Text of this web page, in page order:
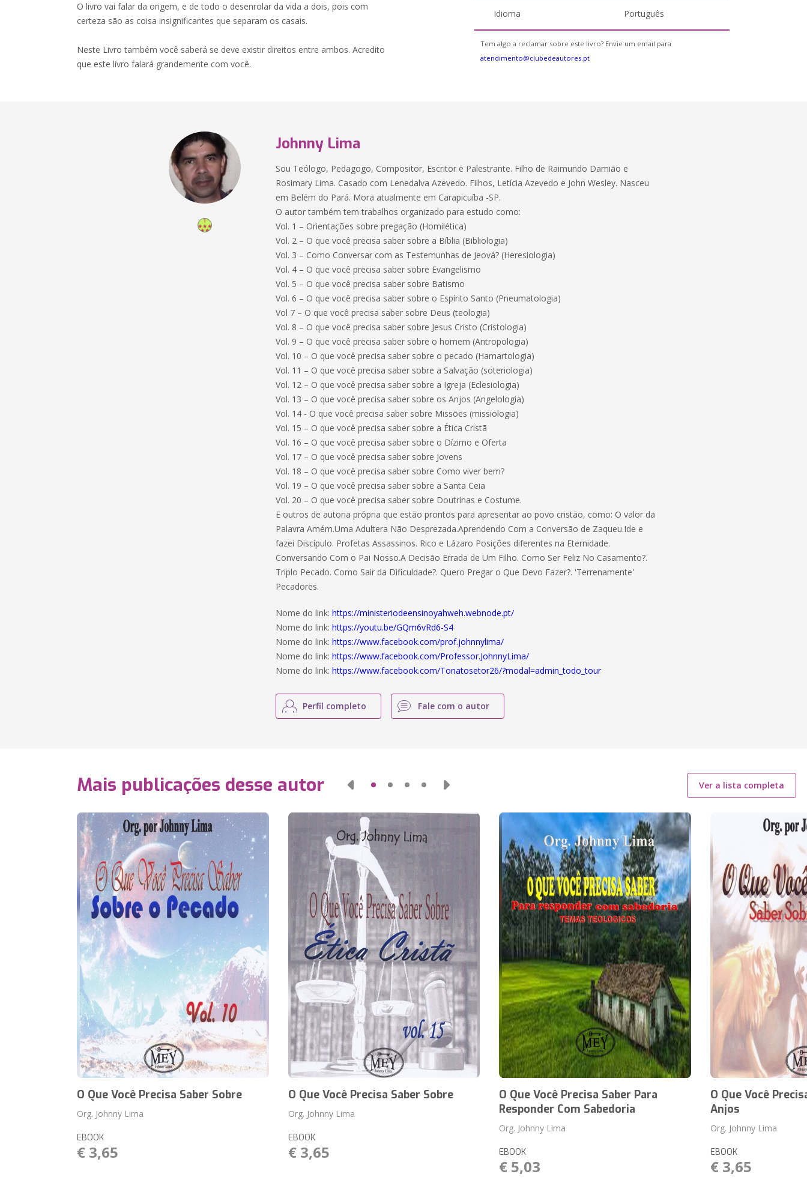
O livro vai falar da origem, e de todo o desenrolar da vida a dois, pois com
certeza são as coisa insignificantes que separam os casais.
Neste Livro também você saberá se deve existir direitos entre ambos. Acredito
que este livro falará grandemente com você.
Idioma Português
Tem algo a reclamar sobre este livro? Envie um email para
atendimento@clubedeautores.pt
Johnny Lima
Sou Teólogo, Pedagogo, Compositor, Escritor e Palestrante. Filho de Raimundo Damião e
Rosimary Lima. Casado com Lenedalva Azevedo. Filhos, Letícia Azevedo e John Wesley. Nasceu
em Belém do Pará. Mora atualmente em Carapicuíba -SP.
O autor também tem trabalhos organizado para estudo como:
Vol. 1 – Orientações sobre pregação (Homilética)
Vol. 2 – O que você precisa saber sobre a Bíblia (Bibliologia)
Vol. 3 – Como Conversar com as Testemunhas de Jeová? (Heresiologia)
Vol. 4 – O que você precisa saber sobre Evangelismo
Vol. 5 – O que você precisa saber sobre Batismo
Vol. 6 – O que você precisa saber sobre o Espírito Santo (Pneumatologia)
Vol 7 – O que você precisa saber sobre Deus (teologia)
Vol. 8 – O que você precisa saber sobre Jesus Cristo (Cristologia)
Vol. 9 – O que você precisa saber sobre o homem (Antropologia)
Vol. 10 – O que você precisa saber sobre o pecado (Hamartologia)
Vol. 11 – O que você precisa saber sobre a Salvação (soteriologia)
Vol. 12 – O que você precisa saber sobre a Igreja (Eclesiologia)
Vol. 13 – O que você precisa saber sobre os Anjos (Angelologia)
Vol. 14 - O que você precisa saber sobre Missões (missiologia)
Vol. 15 – O que você precisa saber sobre a Ética Cristã
Vol. 16 – O que você precisa saber sobre o Dízimo e Oferta
Vol. 17 – O que você precisa saber sobre Jovens
Vol. 18 – O que você precisa saber sobre Como viver bem?
Vol. 19 – O que você precisa saber sobre a Santa Ceia
Vol. 20 – O que você precisa saber sobre Doutrinas e Costume.
E outros de autoria própria que estão prontos para apresentar ao povo cristão, como: O valor da
Palavra Amém.Uma Adultera Não Desprezada.Aprendendo Com a Conversão de Zaqueu.Ide e
fazei Discípulo. Profetas Assassinos. Rico e Lázaro Posições diferentes na Eternidade.
Conversando Com o Pai Nosso.A Decisão Errada de Um Filho. Como Ser Feliz No Casamento?.
Triplo Pecado. Como Sair da Dificuldade?. Quero Pregar o Que Devo Fazer?. 'Terrenamente'
Pecadores.
Nome do link:https://ministeriodeensinoyahweh.webnode.pt/
Nome do link:https://youtu.be/GQm6vRd6-S4
Nome do link:https://www.facebook.com/prof.johnnylima/
Nome do link:https://www.facebook.com/Professor.JohnnyLima/
Nome do link:https://www.facebook.com/Tonatosetor26/?modal=admin_todo_tour
Perfil completo Fale com o autor
Mais publicações desse autor Ver a lista completa
O Que Você Precisa Saber Sobre
Org. Johnny Lima
EBOOK
€ 3,65
O Que Você Precisa Saber Sobre
Org. Johnny Lima
EBOOK
€ 3,65
O Que Você Precisa Saber Para
Responder Com Sabedoria
Org. Johnny Lima
EBOOK
€ 5,03
O Que Você
Anjos
Org. Johnny Lima
EBOOK
€ 3,65